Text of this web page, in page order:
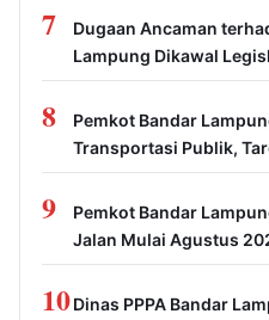
7
Dugaan Ancaman
Lampung Dikawal
8
Pemkot Bandar
Transportasi Publik,
9
Pemkot Bandar
Jalan Mulai Agustus
10Dinas PPPA Bandar